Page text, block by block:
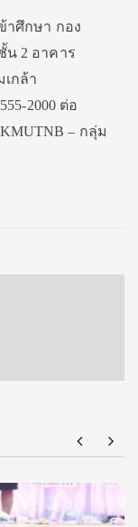
าศึกษา กอง
น 2 อาคาร
กล้า
2000 ต่อ
– กลุ่ม